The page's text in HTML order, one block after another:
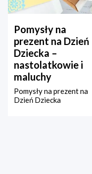
Pomysły na
prezent na Dzień
Dziecka –
nastolatkowie i
maluchy
Pomysły na prezent na
Dzień Dziecka